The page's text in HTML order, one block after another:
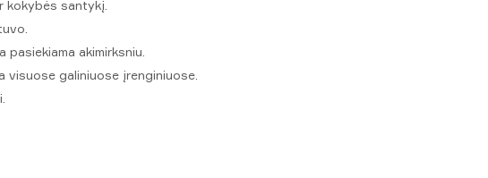
kokybės santykį.
akimirksniu.
galiniuose įrenginiuose.